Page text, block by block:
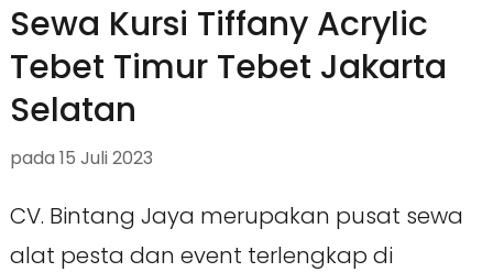
Sewa Kursi Tiffany Acrylic
Tebet Timur Tebet Jakarta
Selatan
pada 15 Juli 2023
CV. Bintang Jaya merupakan pusat sewa
alat pesta dan event terlengkap di